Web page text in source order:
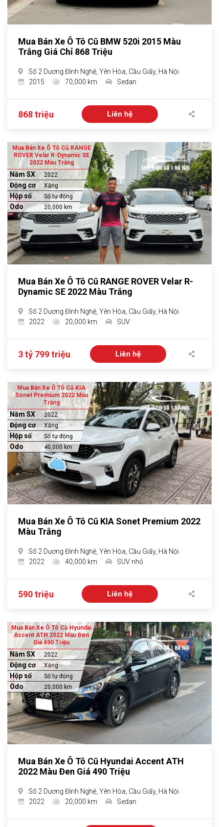
Mua Bán Xe Ô Tô Cũ BMW 520i 2015 Màu
Trắng Giá Chỉ 868 Triệu
Số 2 Dương Đình Nghệ, Yên Hòa, Cầu Giấy, Hà Nội
2015
70,000 km Sedan
868 triệu Liên hệ
Mua Bán Xe Ô Tô Cũ RANGE
ROVER Velar R-Dynamic SE
2022 Màu Trắng
Năm SX 2022
Động cơ Xăng
Hộp số Số tự động
Odo 20,000 km
Mua Bán Xe Ô Tô Cũ RANGE ROVER Velar R-
Dynamic SE 2022 Màu Trắng
Số 2 Dương Đình Nghệ, Yên Hòa, Cầu Giấy, Hà Nội
2022
20,000 km SUV
3 tỷ 799 triệu Liên hệ
Mua Bán Xe Ô Tô Cũ KIA
Sonet Premium 2022 Màu
Trắng
Năm SX 2022
Động cơ Xăng
Hộp số Số tự động
Odo 40,000 km
Mua Bán Xe Ô Tô Cũ KIA Sonet Premium 2022
Màu Trắng
Số 2 Dương Đình Nghệ, Yên Hòa, Cầu Giấy, Hà Nội
2022
40,000 km SUV nhỏ
590 triệu Liên hệ
Mua Bán Xe Ô Tô Cũ Hyundai
Accent ATH 2022 Màu Đen
Giá 490 Triệu
Năm SX 2022
Động cơ Xăng
Hộp số Số tự động
Odo 20,000 km
Mua Bán Xe Ô Tô Cũ Hyundai Accent ATH
2022 Màu Đen Giá 490 Triệu
Số 2 Dương Đình Nghệ, Yên Hòa, Cầu Giấy, Hà Nội
2022
20,000 km Sedan